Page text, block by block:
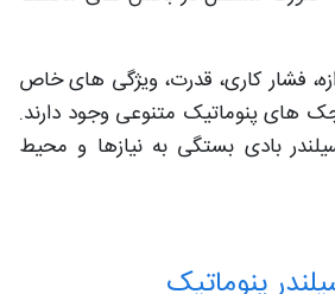
فشار کاری، قدرت، ویژگی های خاص
های پنوماتیک متنوعی وجود دارند.
بادی بستگی به نیازها و محیط
پنوماتیک